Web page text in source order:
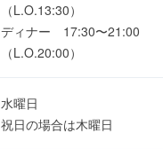
（L.O.13:30）
ディナー 17:30〜21:00
（L.O.20:00）
水曜日
祝日の場合は木曜日